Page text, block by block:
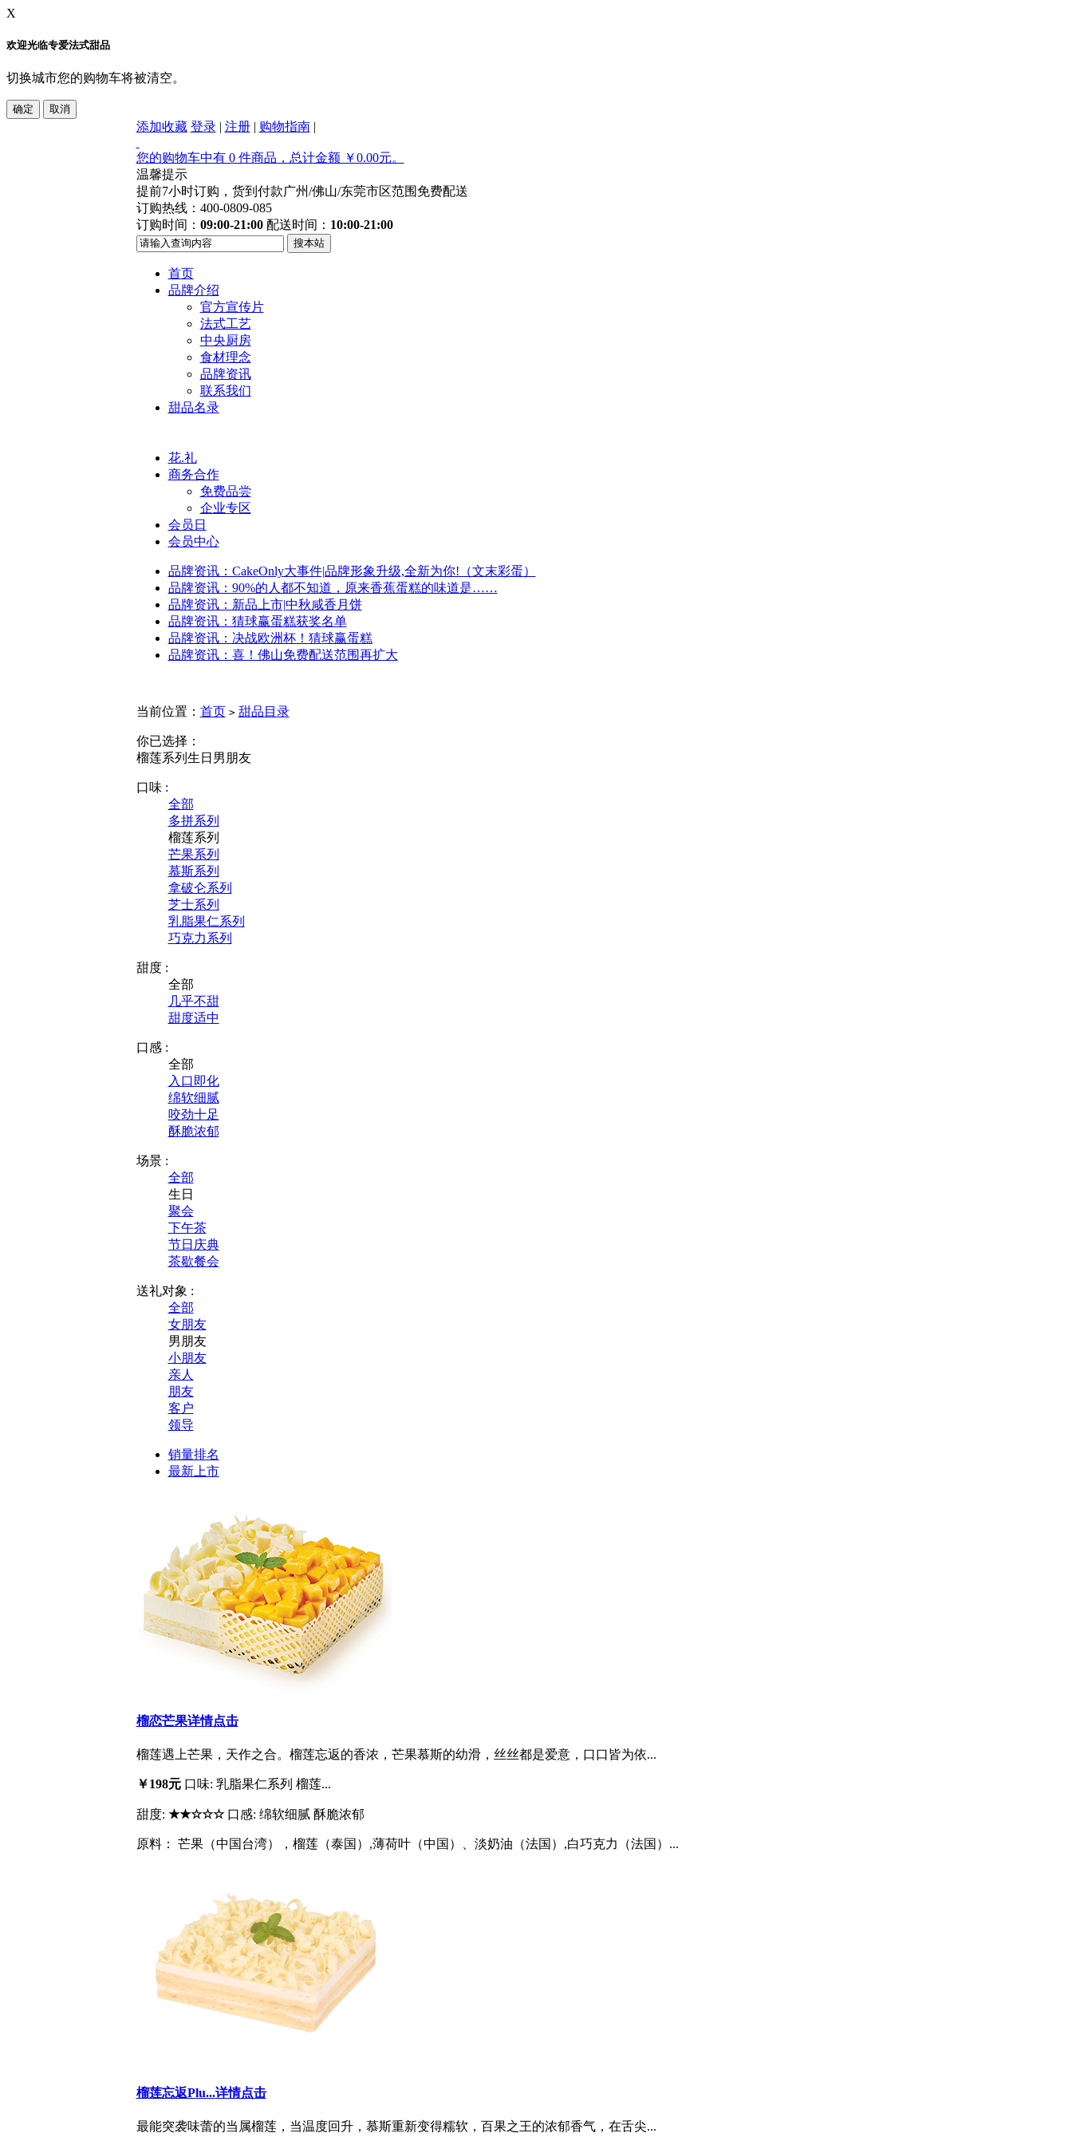
X
欢迎光临专爱法式甜品
切换城市您的购物车将被清空。
添加收藏 登录| 注册| 购物指南|
您的购物车中有 0 件商品，总计金额 ￥0.00元。
温馨提示
提前7小时订购，货到付款广州/佛山/东莞市区范围免费配送
订购热线：400-0809-085
订购时间： 09:00-21:00配送时间： 10:00-21:00
首页
品牌介绍
官方宣传片
法式工艺
中央厨房
食材理念
品牌资讯
联系我们
甜品名录
花.礼
商务合作
免费品尝
企业专区
会员日
会员中心
品牌资讯：CakeOnly大事件|品牌形象升级,全新为你!（文末彩蛋）
品牌资讯：90%的人都不知道，原来香蕉蛋糕的味道是……
品牌资讯：新品上市|中秋咸香月饼
品牌资讯：猜球赢蛋糕获奖名单
品牌资讯：决战欧洲杯！猜球赢蛋糕
品牌资讯：喜！佛山免费配送范围再扩大
当前位置： 首页 > 甜品目录
你已选择：
榴莲系列 生日 男朋友
口味 :
全部
多拼系列
榴莲系列
芒果系列
慕斯系列
拿破仑系列
芝士系列
乳脂果仁系列
巧克力系列
甜度 :
全部
几乎不甜
甜度适中
口感 :
全部
入口即化
绵软细腻
咬劲十足
酥脆浓郁
场景 :
全部
生日
聚会
下午茶
节日庆典
茶歇餐会
送礼对象 :
全部
女朋友
男朋友
小朋友
亲人
朋友
客户
领导
销量排名
最新上市
榴恋芒果详情点击
榴莲遇上芒果，天作之合。榴莲忘返的香浓，芒果慕斯的幼滑，丝丝都是爱意，口口皆为依...
￥198元 口味: 乳脂果仁系列 榴莲...
甜度: ★★☆☆☆ 口感: 绵软细腻 酥脆浓郁
原料： 芒果（中国台湾），榴莲（泰国）,薄荷叶（中国）、淡奶油（法国）,白巧克力（法国）...
榴莲忘返Plu...详情点击
最能突袭味蕾的当属榴莲，当温度回升，慕斯重新变得糯软，百果之王的浓郁香气，在舌尖...